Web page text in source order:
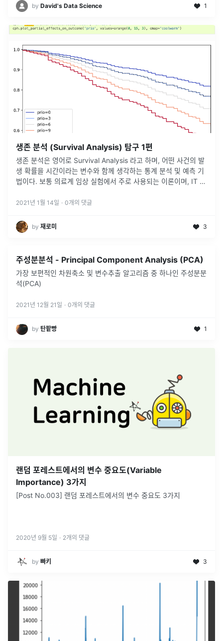
by David's Data Science 1
생존 분석 (Survival Analysis) 탐구 1편
생존 분석은 영어로 Survival Analysis 라고 하며, 어떤 사건의 발
생 확률을 시간이라는 변수와 함께 생각하는 통계 분석 및 예측 기
법이다. 보통 의료계 임상 실험에서 주로 사용되는 이론이며, IT 업
2021년 1월 14일 · 0개의 댓글
by 재로미 3
주성분분석 - Principal Component Analysis (PCA)
가장 보편적인 차원축소 및 변수추출 알고리즘 중 하나인 주성분분
석(PCA)
2021년 12월 21일 · 0개의 댓글
by 탄팥빵 1
랜덤 포레스트에서의 변수 중요도(Variable
Importance) 3가지
[Post No.003] 랜덤 포레스트에서의 변수 중요도 3가지
2020년 9월 5일 · 2개의 댓글
by 빠키 3